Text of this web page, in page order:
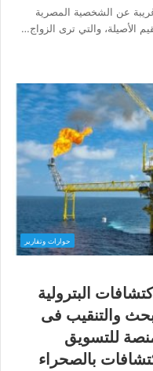
عن الشخصية المصرية
الأصيلة، والتي ترى الزواج…
حوارات وتقارير
البترولية
والتنقيب فى
للتسويق
بالصحراء